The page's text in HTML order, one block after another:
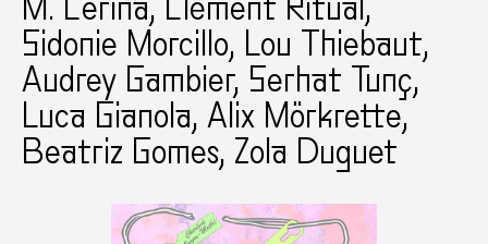
M. Cerina, Clément Ritual,
Sidonie Morcillo, Lou Thiebaut,
Audrey Gambier, Serhat Tunç,
Luca Gianola, Alix Mörkrette,
Beatriz Gomes, Zola Duguet